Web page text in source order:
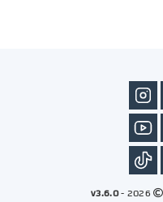
2026 -
v3.6.0